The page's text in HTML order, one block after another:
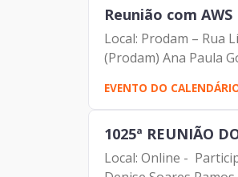
Reunião com AWS
Local: Prodam – Rua
(Prodam) Ana Paula
EVENTO DO
1025ª REUNIÃO
Local: Online -